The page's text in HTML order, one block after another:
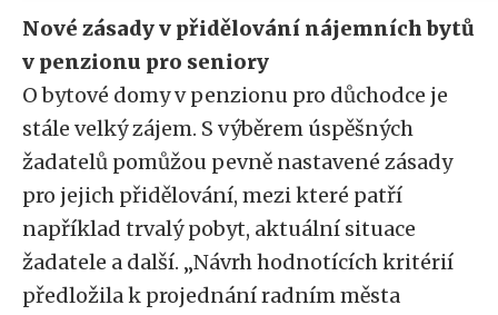
Nové zásady v přidělování nájemních bytů
v penzionu pro seniory
O bytové domy v penzionu pro důchodce je
stále velký zájem. S výběrem úspěšných
žadatelů pomůžou pevně nastavené zásady
pro jejich přidělování, mezi které patří
například trvalý pobyt, aktuální situace
žadatele a další. „Návrh hodnotících kritérií
předložila k projednání radním města